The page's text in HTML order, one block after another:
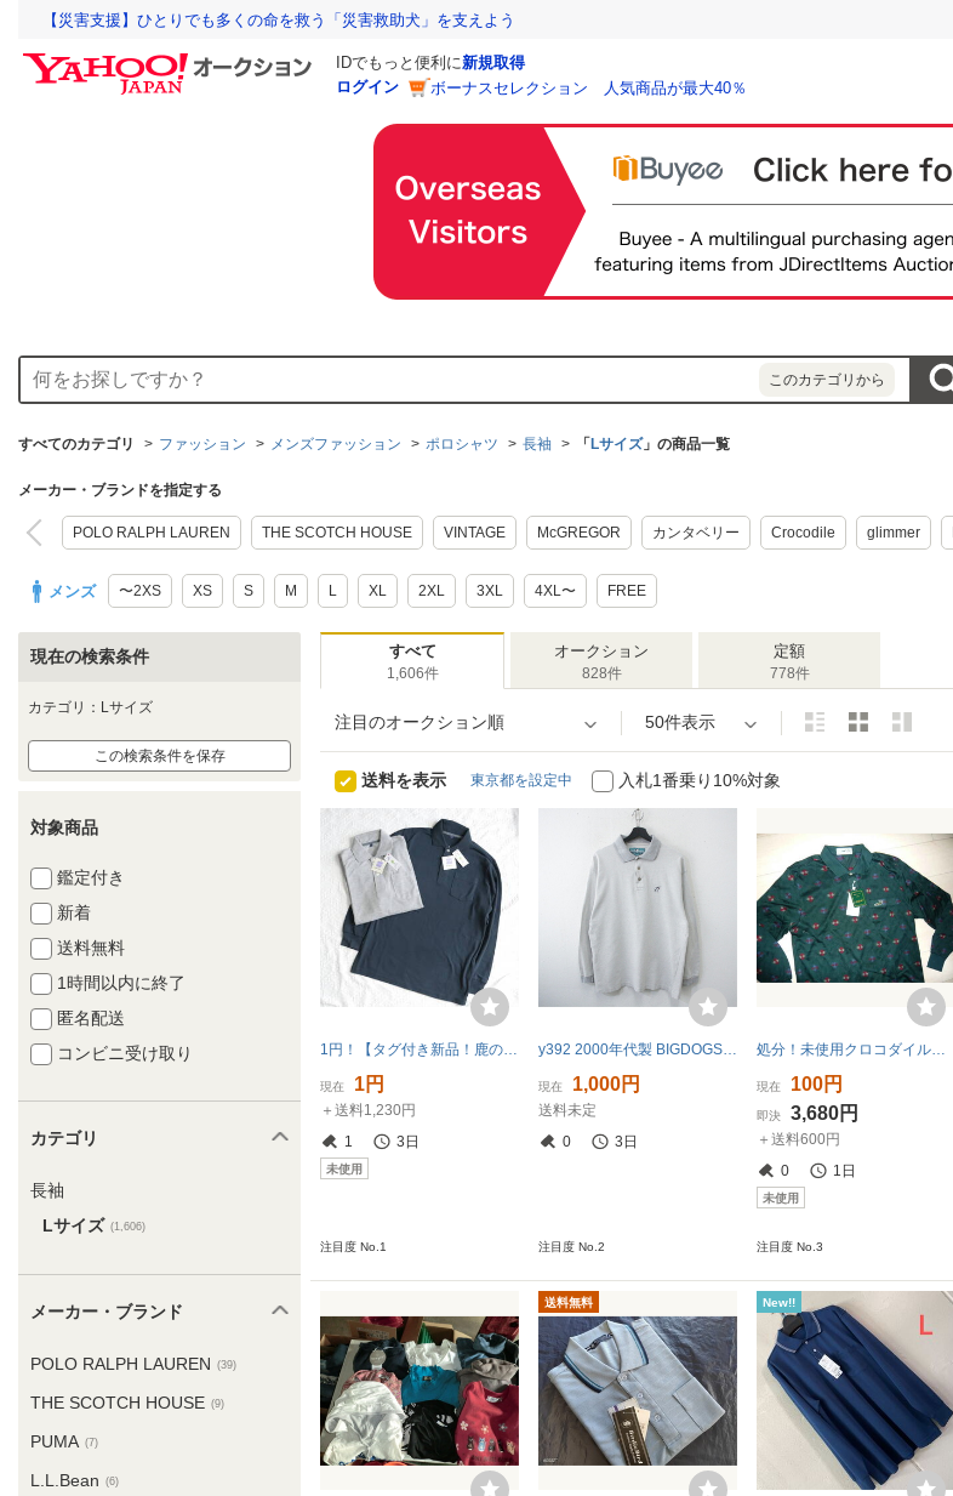
【災害支援】ひとりでも多くの命を救う「災害救助犬」を支えよう
IDでもっと便利に新規取得
ログイン
ボーナスセレクション 人気商品が最大40％
このカテゴリから
すべてのカテゴリ ファッション メンズファッション ポロシャツ 長袖 「 Lサイズ」の商品一覧
メーカー・ブランドを指定する
POLO RALPH LAUREN THE SCOTCH HOUSE VINTAGE McGREGOR カンタベリー Crocodile glimmer
メンズ 〜2XS XS S M L XL 2XL 3XL 4XL〜 FREE
現在の検索条件
カテゴリ：Lサイズ
この検索条件を保存
対象商品
鑑定付き
新着
送料無料
1時間以内に終了
匿名配送
コンビニ受け取り
カテゴリ
長袖
Lサイズ (1,606)
メーカー・ブランド
POLO RALPH LAUREN (39)
THE SCOTCH HOUSE (9)
PUMA (7)
L.L.Bean (6)
すべて
1,606件
オークション
828件
定額
778件
注目のオークション順 50件表示
送料を表示 東京都を設定中 入札1番乗り10%対象
1円！【タグ付き新品！鹿の子素材！2着セット！】長袖ポロシャツ 2点 涼しい Lサイズ 軽量 速乾 グレー ネイビー 未使用品 活楽陽
現在 1円
＋送料1,230円
1
3日
未使用
注目度 No.1
y392 2000年代製 BIGDOGS 長袖ポロシャツ■00s 表記Mサイズ グレー ワンポイントロゴ アメカジ ストリート 古着 激安 希少 古着卸 90s 80s
現在 1,000円
送料未定
0
3日
注目度 No.2
処分！未使用クロコダイル Lサイズ 長袖ポロシャツ 左胸ポケット 濃いグリーン系
現在 100円
即決 3,680円
＋送料600円
0
1日
未使用
注目度 No.3
送料無料 New!!